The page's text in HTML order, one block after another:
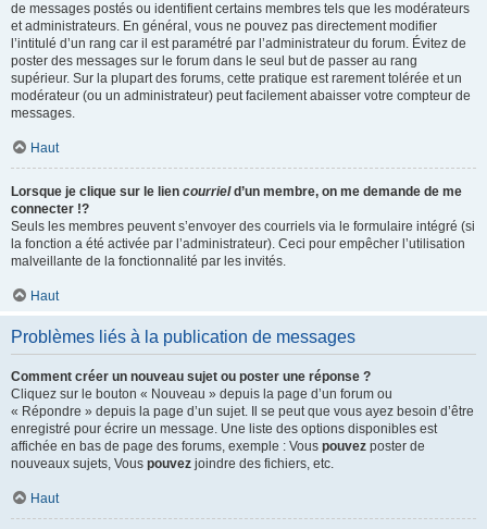
de messages postés ou identifient certains membres tels que les modérateurs
et administrateurs. En général, vous ne pouvez pas directement modifier
l’intitulé d’un rang car il est paramétré par l’administrateur du forum. Évitez de
poster des messages sur le forum dans le seul but de passer au rang
supérieur. Sur la plupart des forums, cette pratique est rarement tolérée et un
modérateur (ou un administrateur) peut facilement abaisser votre compteur de
messages.
Haut
Lorsque je clique sur le lien courrield’un membre, on me demande de me
connecter !?
Seuls les membres peuvent s’envoyer des courriels via le formulaire intégré (si
la fonction a été activée par l’administrateur). Ceci pour empêcher l’utilisation
malveillante de la fonctionnalité par les invités.
Haut
Problèmes liés à la publication de messages
Comment créer un nouveau sujet ou poster une réponse ?
Cliquez sur le bouton « Nouveau » depuis la page d’un forum ou
« Répondre » depuis la page d’un sujet. Il se peut que vous ayez besoin d’être
enregistré pour écrire un message. Une liste des options disponibles est
affichée en bas de page des forums, exemple : Vous pouvez poster de
nouveaux sujets, Vous pouvez joindre des fichiers, etc.
Haut